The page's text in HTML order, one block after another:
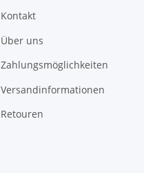
Kontakt
Über uns
Zahlungsmöglichkeiten
Versandinformationen
Retouren